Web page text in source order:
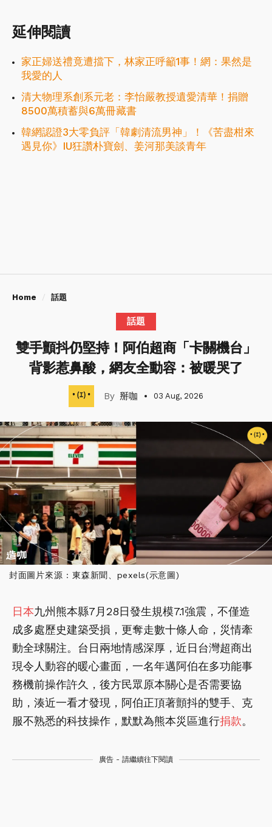
延伸閱讀
家正婦送禮竟遭擋下，林家正呼籲1事！網：果然是
我愛的人
清大物理系創系元老：李怡嚴教授遺愛清華！捐贈
8500萬積蓄與6萬冊藏書
韓網認證3大零負評「韓劇清流男神」！《苦盡柑來
遇見你》IU狂讚朴寶劍、姜河那美談青年
Home 話題
話題
雙手顫抖仍堅持！阿伯超商「卡關機台」
背影惹鼻酸，網友全動容：被暖哭了
掰咖 03 Aug, 2026
封面圖片來源 : 東森新聞、pexels(示意圖)
日本九州熊本縣7月28日發生規模7.1強震，不僅造
成多處歷史建築受損，更奪走數十條人命，災情牽
動全球關注。台日兩地情感深厚，近日台灣超商出
現令人動容的暖心畫面，一名年邁阿伯在多功能事
務機前操作許久，後方民眾原本關心是否需要協
助，湊近一看才發現，阿伯正頂著顫抖的雙手、克
服不熟悉的科技操作，默默為熊本災區進行捐款。
廣告 - 請繼續往下閱讀